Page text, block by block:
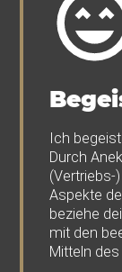
Ich
Durch
(Vertriebs-
Aspekte
beziehe
mit den
Mitteln